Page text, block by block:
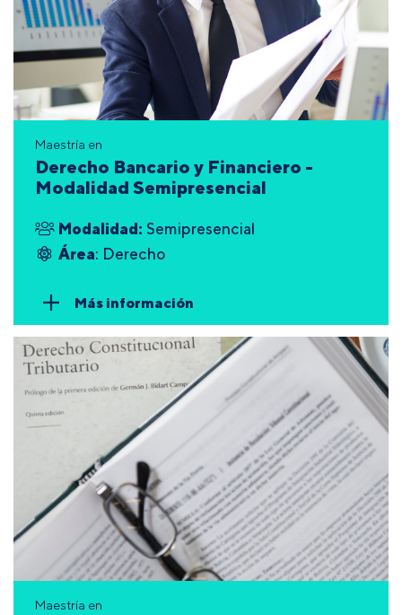
Maestría en
Derecho Bancario y Financiero -
Modalidad Semipresencial
Modalidad: Semipresencial
Área: Derecho
Más información
Maestría en